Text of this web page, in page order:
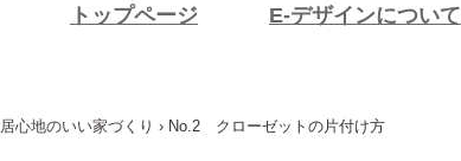
トップページ E-デザインについて
居心地のいい家づくり › No.2 クローゼットの片付け方